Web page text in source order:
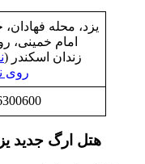
یزد، محله فهادان،
امام خمینی،
زندان اسکندر (
روی
هتل ارگ جدید